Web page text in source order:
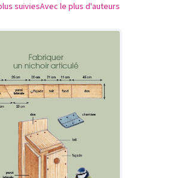
suiviesAvec le plus d'auteurs